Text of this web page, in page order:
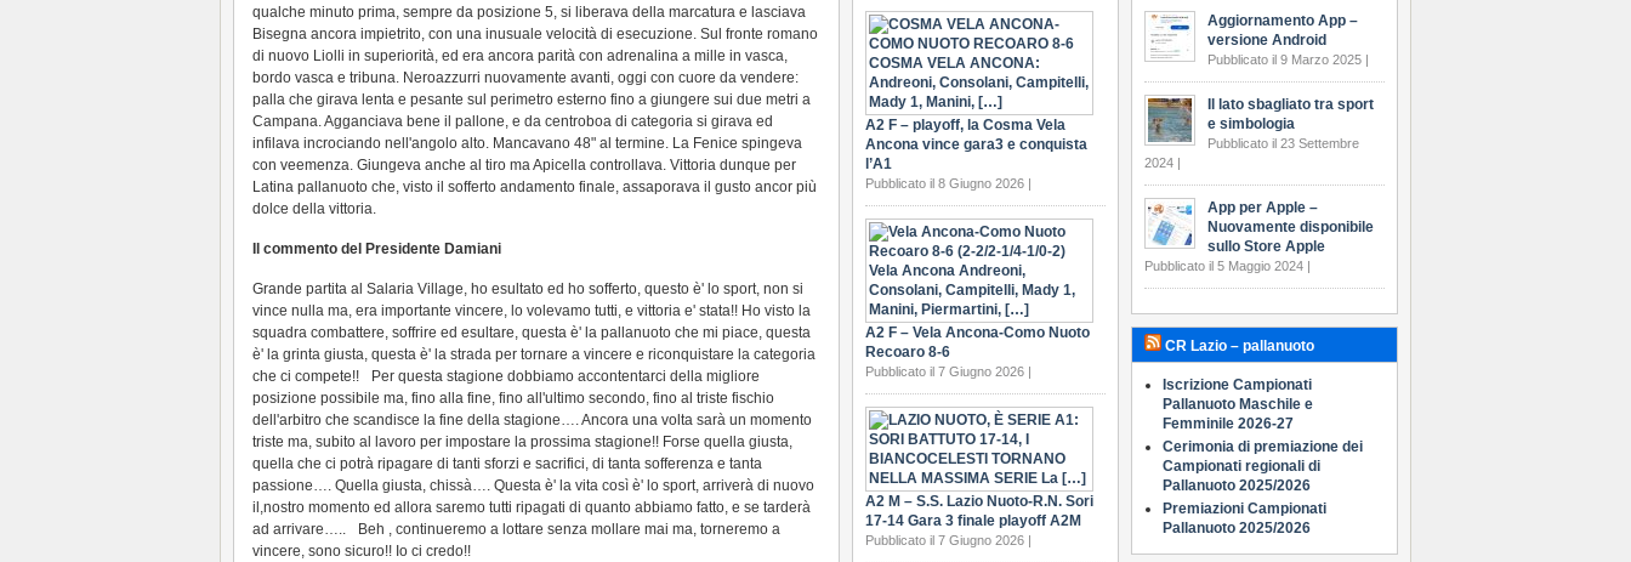
qualche minuto prima, sempre da posizione 5, si liberava della marcatura e lasciava
Bisegna ancora impietrito, con una inusuale velocità di esecuzione. Sul fronte romano
di nuovo Liolli in superiorità, ed era ancora parità con adrenalina a mille in vasca,
bordo vasca e tribuna. Neroazzurri nuovamente avanti, oggi con cuore da vendere:
palla che girava lenta e pesante sul perimetro esterno fino a giungere sui due metri a
Campana. Agganciava bene il pallone, e da centroboa di categoria si girava ed
infilava incrociando nell'angolo alto. Mancavano 48" al termine. La Fenice spingeva
con veemenza. Giungeva anche al tiro ma Apicella controllava. Vittoria dunque per
Latina pallanuoto che, visto il sofferto andamento finale, assaporava il gusto ancor più
dolce della vittoria.
Il commento del Presidente Damiani
Grande partita al Salaria Village, ho esultato ed ho sofferto, questo è' lo sport, non si
vince nulla ma, era importante vincere, lo volevamo tutti, e vittoria e' stata!! Ho visto la
squadra combattere, soffrire ed esultare, questa è' la pallanuoto che mi piace, questa
è' la grinta giusta, questa è' la strada per tornare a vincere e riconquistare la categoria
che ci compete!! Per questa stagione dobbiamo accontentarci della migliore
posizione possibile ma, fino alla fine, fino all'ultimo secondo, fino al triste fischio
dell'arbitro che scandisce la fine della stagione…. Ancora una volta sarà un momento
triste ma, subito al lavoro per impostare la prossima stagione!! Forse quella giusta,
quella che ci potrà ripagare di tanti sforzi e sacrifici, di tanta sofferenza e tanta
passione…. Quella giusta, chissà…. Questa è' la vita così è' lo sport, arriverà di nuovo
il,nostro momento ed allora saremo tutti ripagati di quanto abbiamo fatto, e se tarderà
ad arrivare….. Beh , continueremo a lottare senza mollare mai ma, torneremo a
vincere, sono sicuro!! Io ci credo!!
Aggiornamento App –
versione Android
Pubblicato il 9 Marzo 2025 |
Il lato sbagliato tra sport
e simbologia
Pubblicato il 23 Settembre
2024 |
App per Apple –
Nuovamente disponibile
sullo Store Apple
Pubblicato il 5 Maggio 2024 |
CR Lazio – pallanuoto
Iscrizione Campionati
Pallanuoto Maschile e
Femminile 2026-27
Cerimonia di premiazione dei
Campionati regionali di
Pallanuoto 2025/2026
Premiazioni Campionati
Pallanuoto 2025/2026
A2 F – playoff, la Cosma Vela
Ancona vince gara3 e conquista
l’A1
Pubblicato il 8 Giugno 2026 |
A2 F – Vela Ancona-Como Nuoto
Recoaro 8-6
Pubblicato il 7 Giugno 2026 |
A2 M – S.S. Lazio Nuoto-R.N. Sori
17-14 Gara 3 finale playoff A2M
Pubblicato il 7 Giugno 2026 |